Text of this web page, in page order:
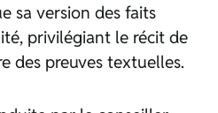
sa version des faits
privilégiant le récit de
des preuves textuelles.